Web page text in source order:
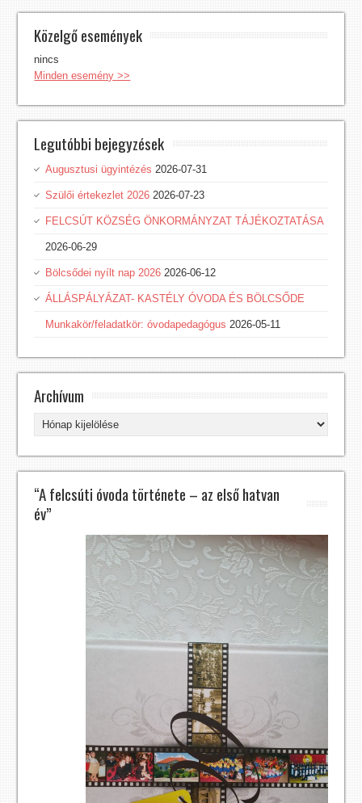
Közelgő események
nincs
Minden esemény >>
Legutóbbi bejegyzések
Augusztusi ügyintézés 2026-07-31
Szülői értekezlet 2026 2026-07-23
FELCSÚT KÖZSÉG ÖNKORMÁNYZAT TÁJÉKOZTATÁSA
2026-06-29
Bölcsődei nyílt nap 2026 2026-06-12
ÁLLÁSPÁLYÁZAT- KASTÉLY ÓVODA ÉS BÖLCSŐDE
Munkakör/feladatkör: óvodapedagógus 2026-05-11
Archívum
Archívum
“A felcsúti óvoda története – az első hatvan
év”